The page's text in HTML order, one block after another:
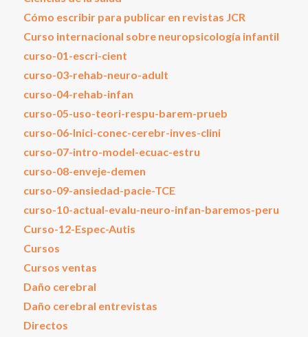
Cómo escribir para publicar en revistas JCR
Curso internacional sobre neuropsicología infantil
curso-01-escri-cient
curso-03-rehab-neuro-adult
curso-04-rehab-infan
curso-05-uso-teori-respu-barem-prueb
curso-06-Inici-conec-cerebr-inves-clini
curso-07-intro-model-ecuac-estru
curso-08-enveje-demen
curso-09-ansiedad-pacie-TCE
curso-10-actual-evalu-neuro-infan-baremos-peru
Curso-12-Espec-Autis
Cursos
Cursos ventas
Daño cerebral
Daño cerebral entrevistas
Directos